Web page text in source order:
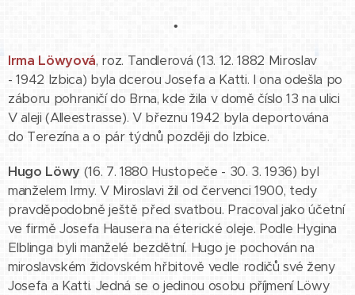
•
Irma Löwyová, roz. Tandlerová (13. 12. 1882 Miroslav
- 1942 Izbica) byla dcerou Josefa a Katti. I ona odešla po
záboru pohraničí do Brna, kde žila v domě číslo 13 na ulici
V aleji (Alleestrasse). V březnu 1942 byla deportována
do Terezína a o pár týdnů později do Izbice.
Hugo Löwy (16. 7. 1880 Hustopeče - 30. 3. 1936) byl
manželem Irmy. V Miroslavi žil od červenci 1900, tedy
pravděpodobně ještě před svatbou. Pracoval jako účetní
ve firmě Josefa Hausera na éterické oleje. Podle Hygina
Elblinga byli manželé bezdětní. Hugo je pochován na
miroslavském židovském hřbitově vedle rodičů své ženy
Josefa a Katti. Jedná se o jedinou osobu příjmení Löwy